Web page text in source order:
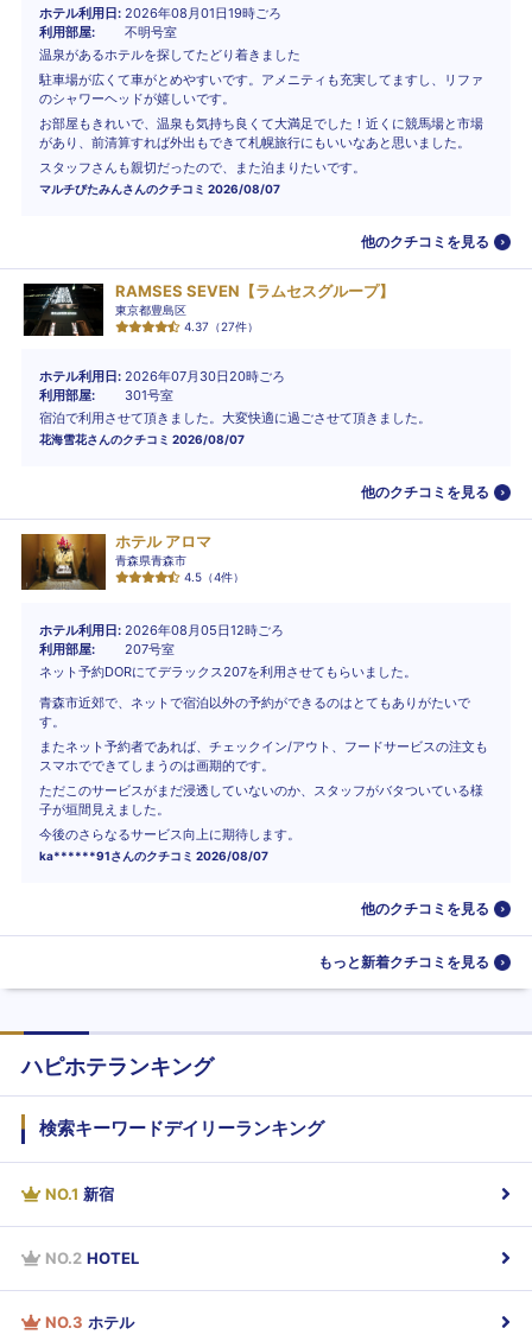
ホテル利用日 2026年08月01日19時ごろ
利用部屋
不明号室
温泉があるホテルを探してたどり着きました
駐車場が広くて車がとめやすいです。アメニティも充実してますし、リファ
のシャワーヘッドが嬉しいです。
お部屋もきれいで、温泉も気持ち良くて大満足でした！近くに競馬場と市場
があり、前清算すれば外出もできて札幌旅行にもいいなあと思いました。
スタッフさんも親切だったので、また泊まりたいです。
マルチびたみんさんのクチコミ 2026/08/07
他のクチコミを見る
RAMSES SEVEN【ラムセスグループ】
東京都豊島区
4.37 （27件）
ホテル利用日 2026年07月30日20時ごろ
利用部屋
301号室
宿泊で利用させて頂きました。大変快適に過ごさせて頂きました。
花海雪花さんのクチコミ 2026/08/07
他のクチコミを見る
ホテル アロマ
青森県青森市
4.5 （4件）
ホテル利用日 2026年08月05日12時ごろ
利用部屋
207号室
ネット予約DORにてデラックス207を利用させてもらいました。
青森市近郊で、ネットで宿泊以外の予約ができるのはとてもありがたいで
す。
またネット予約者であれば、チェックイン/アウト、フードサービスの注文も
スマホでできてしまうのは画期的です。
ただこのサービスがまだ浸透していないのか、スタッフがバタついている様
子が垣間見えました。
今後のさらなるサービス向上に期待します。
ka******91さんのクチコミ 2026/08/07
他のクチコミを見る
もっと新着クチコミを見る
ハピホテランキング
検索キーワードデイリーランキング
NO.1 新宿
NO.2 HOTEL
NO.3 ホテル